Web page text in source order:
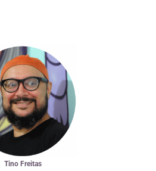
Tino Freitas